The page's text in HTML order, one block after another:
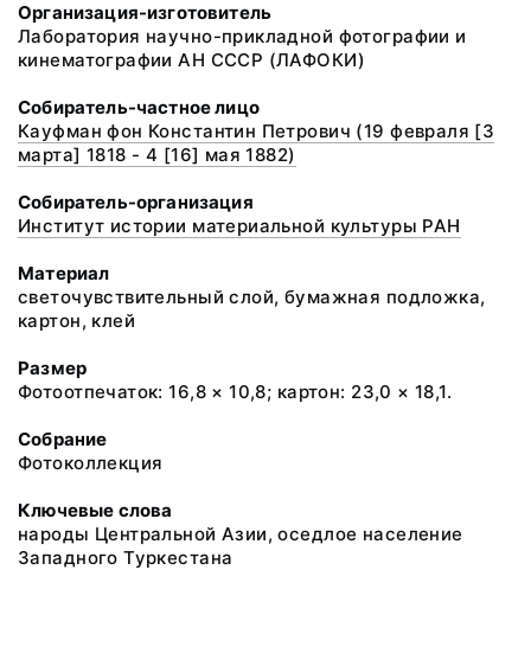
Организация-изготовитель
Лаборатория научно-прикладной фотографии и
кинематографии АН СССР (ЛАФОКИ)
Собиратель-частное лицо
Кауфман фон Константин Петрович (19 февраля [3
марта] 1818 - 4 [16] мая 1882)
Собиратель-организация
Институт истории материальной культуры РАН
Материал
светочувствительный слой, бумажная подложка,
картон, клей
Размер
Фотоотпечаток: 16,8 × 10,8; картон: 23,0 × 18,1.
Собрание
Фотоколлекция
Ключевые слова
народы Центральной Азии, оседлое население
Западного Туркестана